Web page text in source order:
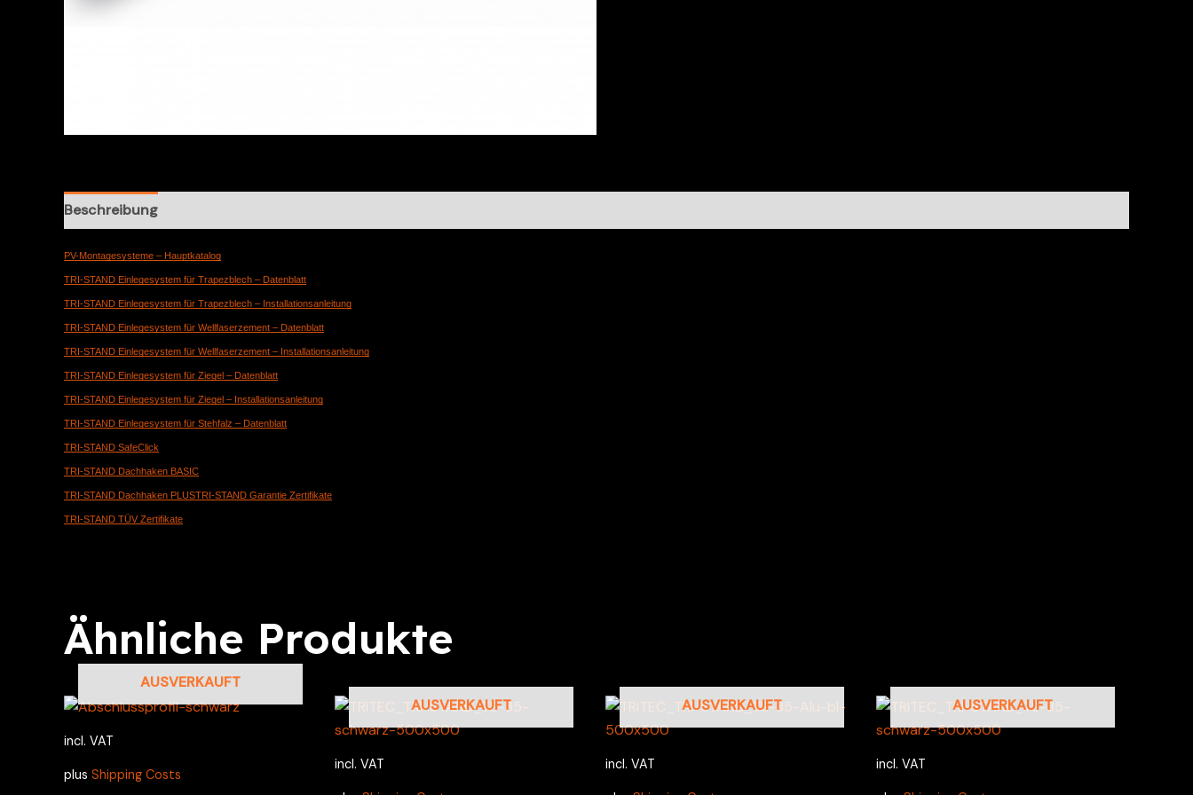
Beschreibung
PV-Montagesysteme – Hauptkatalog
TRI-STAND Einlegesystem für Trapezblech – Datenblatt
TRI-STAND Einlegesystem für Trapezblech – Installationsanleitung
TRI-STAND Einlegesystem für Wellfaserzement – Datenblatt
TRI-STAND Einlegesystem für Wellfaserzement – Installationsanleitung
TRI-STAND Einlegesystem für Ziegel – Datenblatt
TRI-STAND Einlegesystem für Ziegel – Installationsanleitung
TRI-STAND Einlegesystem für Stehfalz – Datenblatt
TRI-STAND SafeClick
TRI-STAND Dachhaken BASIC
TRI-STAND Dachhaken PLUSTRI-STAND Garantie Zertifikate
TRI-STAND TÜV Zertifikate
Ähnliche Produkte
AUSVERKAUFT
incl. VAT
plus Shipping Costs
AUSVERKAUFT
incl. VAT
AUSVERKAUFT
incl. VAT
AUSVERKAUFT
incl. VAT